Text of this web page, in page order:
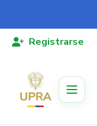
Registrarse